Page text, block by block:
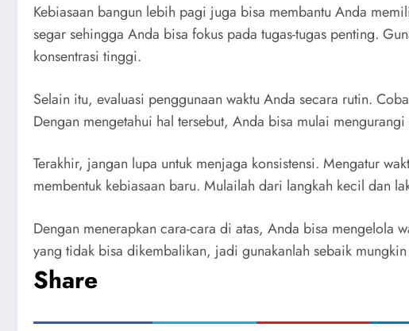
Kebiasaan bangun lebih pagi juga bisa membantu Anda
segar sehingga Anda bisa fokus pada tugas-tugas penting.
konsentrasi tinggi.
Selain itu, evaluasi penggunaan waktu Anda secara rutin.
Dengan mengetahui hal tersebut, Anda bisa mulai
Terakhir, jangan lupa untuk menjaga konsistensi. Mengatur
membentuk kebiasaan baru. Mulailah dari langkah kecil dan
Dengan menerapkan cara-cara di atas, Anda bisa mengelola
yang tidak bisa dikembalikan, jadi gunakanlah sebaik
Share